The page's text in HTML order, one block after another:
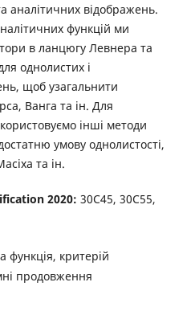
аналітичних відображень.
функцій ми
в ланцюгу Левнера та
однолистих і
щоб узагальнити
Ванга та ін. Для
інші методи
умову однолистості,
та ін.
2020: 30C45, 30C55,
функція, критерій
продовження